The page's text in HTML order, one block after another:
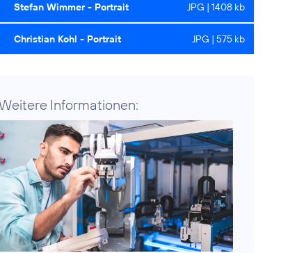
Stefan Wimmer - Portrait JPG | 1408 kb
Christian Kohl - Portrait JPG | 575 kb
Informationen: